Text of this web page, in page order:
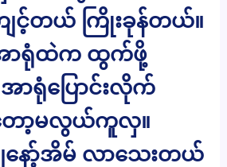
ျင့်တယ် ကြိုးခုန်တယ်။
အာရုံထဲက ထွက်ဖို့
ာရုံပြောင်းလိုက်
ာ့မလွယ်ကူလှ။
နော့်အိမ် လာသေးတယ်